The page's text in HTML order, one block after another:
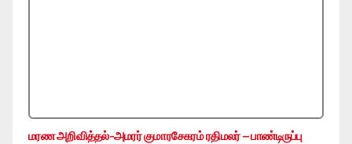
மரண அறிவித்தல்-அமரர் குமாரசேகரம் ரதிமலர் – பாண்டிருப்பு